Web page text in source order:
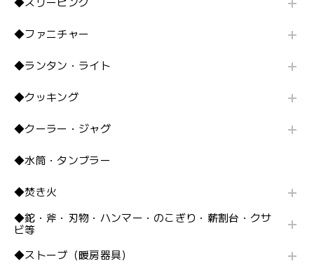
◆スリーピング
◆ファニチャー
◆ランタン・ライト
◆クッキング
◆クーラー・ジャグ
◆水筒・タンブラー
◆焚き火
◆鉈・斧・刃物・ハンマー・のこぎり・薪割台・クサ
ビ等
◆ストーブ（暖房器具）